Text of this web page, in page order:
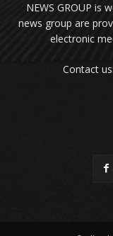
NEWS GROUP is
news group are
electronic
Contact us: